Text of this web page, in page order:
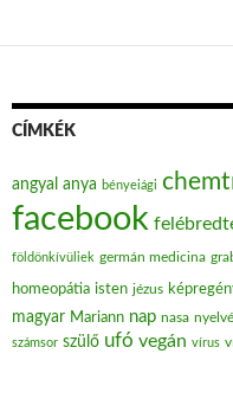
CÍMKÉK
angyal anya bényeiági
facebook
földönkívüliek germán medicina
homeopátia isten jézus
magyar Mariann nap nasa
számsor szülő ufó vegán vírus